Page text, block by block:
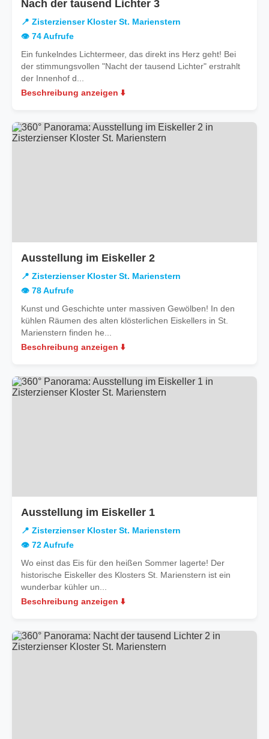
Nach der tausend Lichter 3in
Marienstern
📍 Zisterzienser Kloster St. Marienstern
👁️ 74 Aufrufe
Ein funkelndes Lichtermeer, das direkt ins Herz geht! Bei
der stimmungsvollen "Nacht der tausend Lichter" erstrahlt
der Innenhof d...
Beschreibung anzeigen ⬇️
Ausstellung im Eiskeller 2
Marienstern
📍 Zisterzienser Kloster St. Marienstern
👁️ 78 Aufrufe
Kunst und Geschichte unter massiven Gewölben! In den
kühlen Räumen des alten klösterlichen Eiskellers in St.
Marienstern finden he...
Beschreibung anzeigen ⬇️
Ausstellung im Eiskeller 1
Marienstern
📍 Zisterzienser Kloster St. Marienstern
👁️ 72 Aufrufe
Wo einst das Eis für den heißen Sommer lagerte! Der
historische Eiskeller des Klosters St. Marienstern ist ein
wunderbar kühler un...
Beschreibung anzeigen ⬇️